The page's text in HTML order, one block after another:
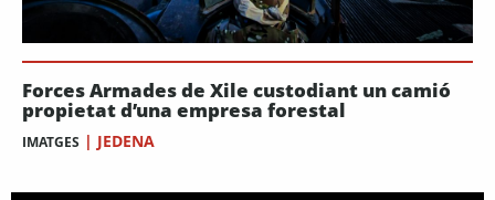
Forces Armades de Xile custodiant un camió
propietat d’una empresa forestal
IMATGES | JEDENA